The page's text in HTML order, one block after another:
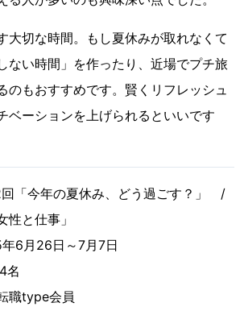
大切な時間。もし夏休みが取れなくて
ない時間」を作ったり、近場でプチ旅
のもおすすめです。賢くリフレッシュ
ベーションを上げられるといいです
「今年の夏休み、どう過ごす？」 /
と仕事」
6月26日～7月7日
名
職type会員